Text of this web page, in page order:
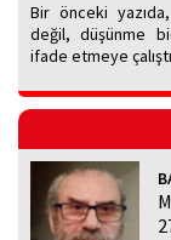
Bir önceki
değil, düşünme
ifade etmeye